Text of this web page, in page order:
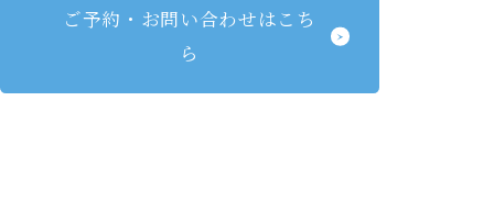
ご予約・お問い合わせはこち
ら